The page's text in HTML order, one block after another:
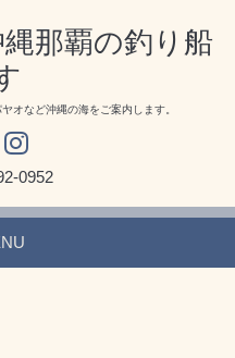
那覇の釣り船
オなど沖縄の海をご案内します。
0952